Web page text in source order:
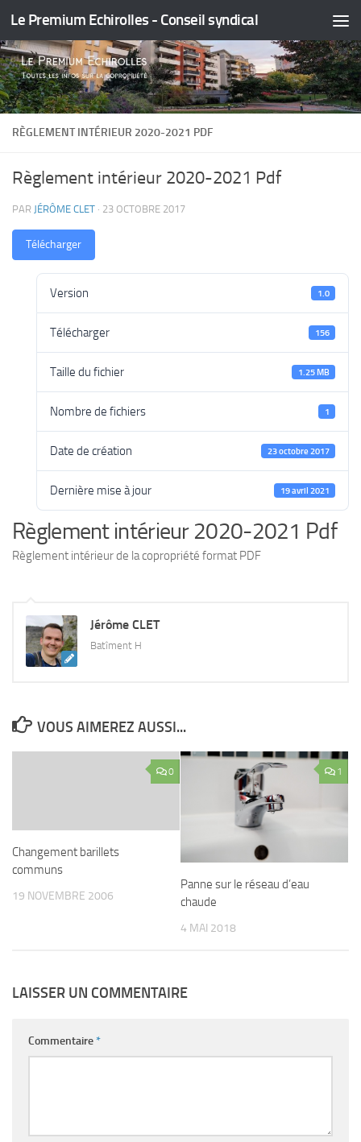
Skip to content
Le Premium Echirolles - Conseil syndical
RÈGLEMENT INTÉRIEUR 2020-2021 PDF
Règlement intérieur 2020-2021 Pdf
PAR JÉRÔME CLET · 23 OCTOBRE 2017
Télécharger
Version 1.0
Télécharger 156
Taille du fichier 1.25 MB
Nombre de fichiers 1
Date de création 23 octobre 2017
Dernière mise à jour 19 avril 2021
Règlement intérieur 2020-2021 Pdf
Règlement intérieur de la copropriété format PDF
Jérôme CLET
Batîment H
VOUS AIMEREZ AUSSI...
0
Changement barillets
communs
19 NOVEMBRE 2006
1
Panne sur le réseau d’eau
chaude
4 MAI 2018
LAISSER UN COMMENTAIRE
Commentaire*